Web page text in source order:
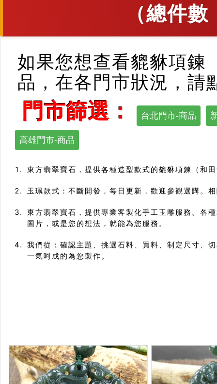
（總件數
如果您想查看貔貅項鍊
品，在各門市狀況，請
門市篩選： 台北門市-商品
高雄門市-商品
東方翡翠寶石，提供各種造型款式的貔貅項鍊（和
玉珮款式：不斷開發，每日更新，歡迎參觀選購。
東方翡翠寶石，提供專業客製化手工玉雕服務。各
圖片，或是您的想法，就能為您服務。
我們從：確認主題、挑選石料、買料、制定尺寸、
一氣呵成的為您製作。